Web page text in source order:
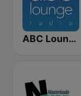
ABC Lounge Jazz